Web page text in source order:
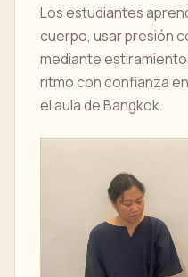
Los estudiantes
cuerpo, usar presión
mediante
ritmo con confianza
el aula de Bangkok.